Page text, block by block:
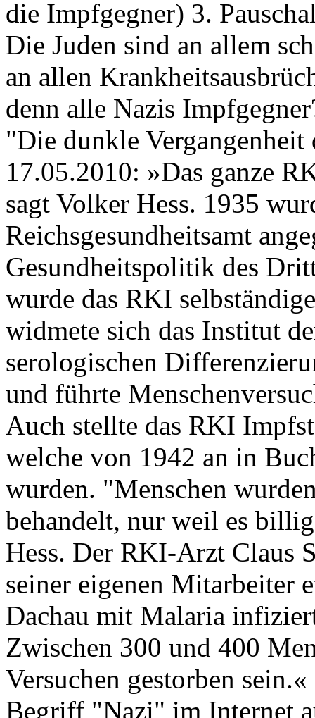
die Impfgegner) 3.
Die Juden sind an allem
an allen
denn alle Nazis
"Die dunkle
17.05.2010: »Das ganze
sagt Volker Hess. 1935
Reichsgesundheitsamt
Gesundheitspolitik des
wurde das RKI
widmete sich das Institut
serologischen
und führte
Auch stellte das RKI
welche von 1942 an in
wurden. "Menschen
behandelt, nur weil es
Hess. Der RKI-Arzt Claus
seiner eigenen Mitarbeiter
Dachau mit Malaria
Zwischen 300 und 400
Versuchen gestorben
Begriff "Nazi" im Internet